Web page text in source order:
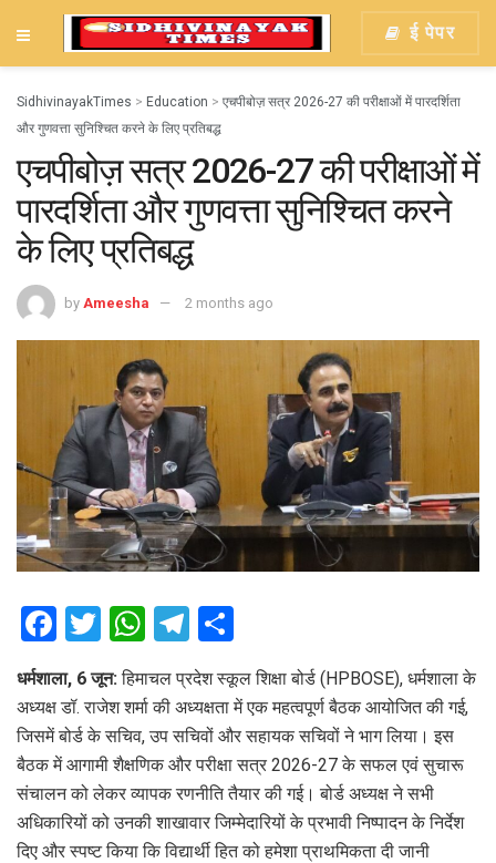
ई पेपर
SidhivinayakTimes > Education > एचपीबोज़ सत्र 2026-27 की परीक्षाओं में पारदर्शिता
और गुणवत्ता सुनिश्चित करने के लिए प्रतिबद्ध
एचपीबोज़ सत्र 2026-27 की परीक्षाओं में
पारदर्शिता और गुणवत्ता सुनिश्चित करने
के लिए प्रतिबद्ध
by Ameesha 2 months ago
F
ce
b
o
o
k
T
wi
tt
er
W
at
s
A
p
p
T
el
e
gr
a
m
ar
e
धर्मशाला, 6 जून: हिमाचल प्रदेश स्कूल शिक्षा बोर्ड (HPBOSE), धर्मशाला के
अध्यक्ष डॉ. राजेश शर्मा की अध्यक्षता में एक महत्वपूर्ण बैठक आयोजित की गई,
जिसमें बोर्ड के सचिव, उप सचिवों और सहायक सचिवों ने भाग लिया। इस
बैठक में आगामी शैक्षणिक और परीक्षा सत्र 2026-27 के सफल एवं सुचारू
संचालन को लेकर व्यापक रणनीति तैयार की गई। बोर्ड अध्यक्ष ने सभी
अधिकारियों को उनकी शाखावार जिम्मेदारियों के प्रभावी निष्पादन के निर्देश
दिए और स्पष्ट किया कि विद्यार्थी हित को हमेशा प्राथमिकता दी जानी